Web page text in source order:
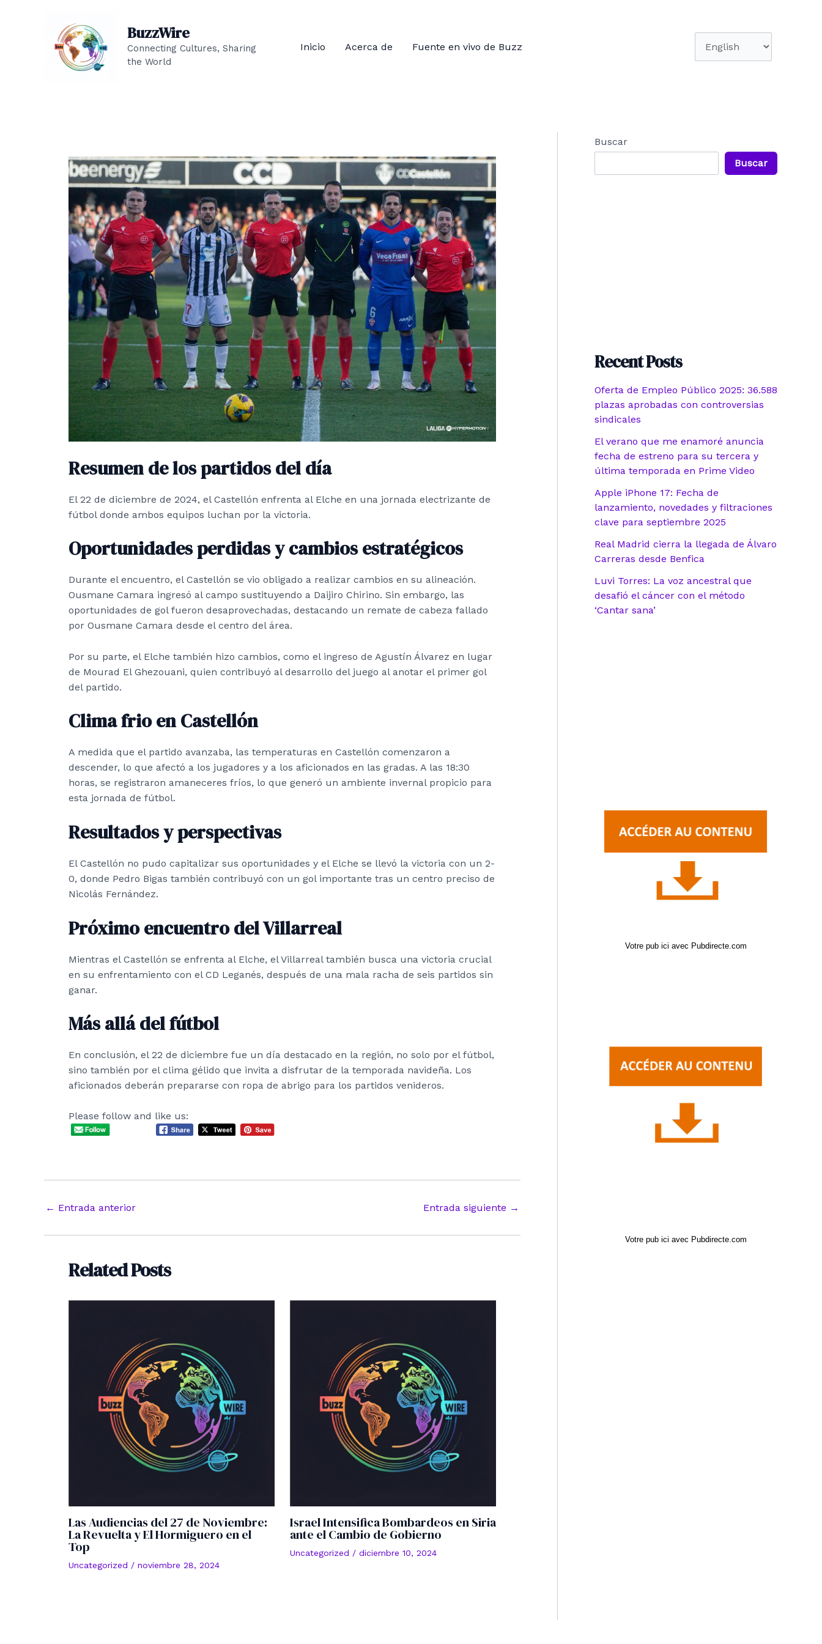
BuzzWire
Connecting Cultures, Sharing
the World
Inicio Acerca de Fuente en vivo de Buzz
Resumen de los partidos del día
El 22 de diciembre de 2024, el Castellón enfrenta al Elche en una jornada electrizante de
fútbol donde ambos equipos luchan por la victoria.
Oportunidades perdidas y cambios estratégicos
Durante el encuentro, el Castellón se vio obligado a realizar cambios en su alineación.
Ousmane Camara ingresó al campo sustituyendo a Daijiro Chirino. Sin embargo, las
oportunidades de gol fueron desaprovechadas, destacando un remate de cabeza fallado
por Ousmane Camara desde el centro del área.
Por su parte, el Elche también hizo cambios, como el ingreso de Agustín Álvarez en lugar
de Mourad El Ghezouani, quien contribuyó al desarrollo del juego al anotar el primer gol
del partido.
Clima frio en Castellón
A medida que el partido avanzaba, las temperaturas en Castellón comenzaron a
descender, lo que afectó a los jugadores y a los aficionados en las gradas. A las 18:30
horas, se registraron amaneceres fríos, lo que generó un ambiente invernal propicio para
esta jornada de fútbol.
Resultados y perspectivas
El Castellón no pudo capitalizar sus oportunidades y el Elche se llevó la victoria con un 2-
0, donde Pedro Bigas también contribuyó con un gol importante tras un centro preciso de
Nicolás Fernández.
Próximo encuentro del Villarreal
Mientras el Castellón se enfrenta al Elche, el Villarreal también busca una victoria crucial
en su enfrentamiento con el CD Leganés, después de una mala racha de seis partidos sin
ganar.
Más allá del fútbol
En conclusión, el 22 de diciembre fue un día destacado en la región, no solo por el fútbol,
sino también por el clima gélido que invita a disfrutar de la temporada navideña. Los
aficionados deberán prepararse con ropa de abrigo para los partidos venideros.
Please follow and like us:
Navegación
entradas
← Entrada anterior Entrada siguiente →
Related Posts
Las Audiencias del 27 de Noviembre:
La Revuelta y El Hormiguero en el
Top
Uncategorized / noviembre 28, 2024
Israel Intensifica Bombardeos en Siria
ante el Cambio de Gobierno
Uncategorized / diciembre 10, 2024
Buscar
Buscar
Recent Posts
Oferta de Empleo Público 2025: 36.588
plazas aprobadas con controversias
sindicales
El verano que me enamoré anuncia
fecha de estreno para su tercera y
última temporada en Prime Video
Apple iPhone 17: Fecha de
lanzamiento, novedades y filtraciones
clave para septiembre 2025
Real Madrid cierra la llegada de Álvaro
Carreras desde Benfica
Luvi Torres: La voz ancestral que
desafió el cáncer con el método
‘Cantar sana’
Votre pub ici avec Pubdirecte.com
Votre pub ici avec Pubdirecte.com